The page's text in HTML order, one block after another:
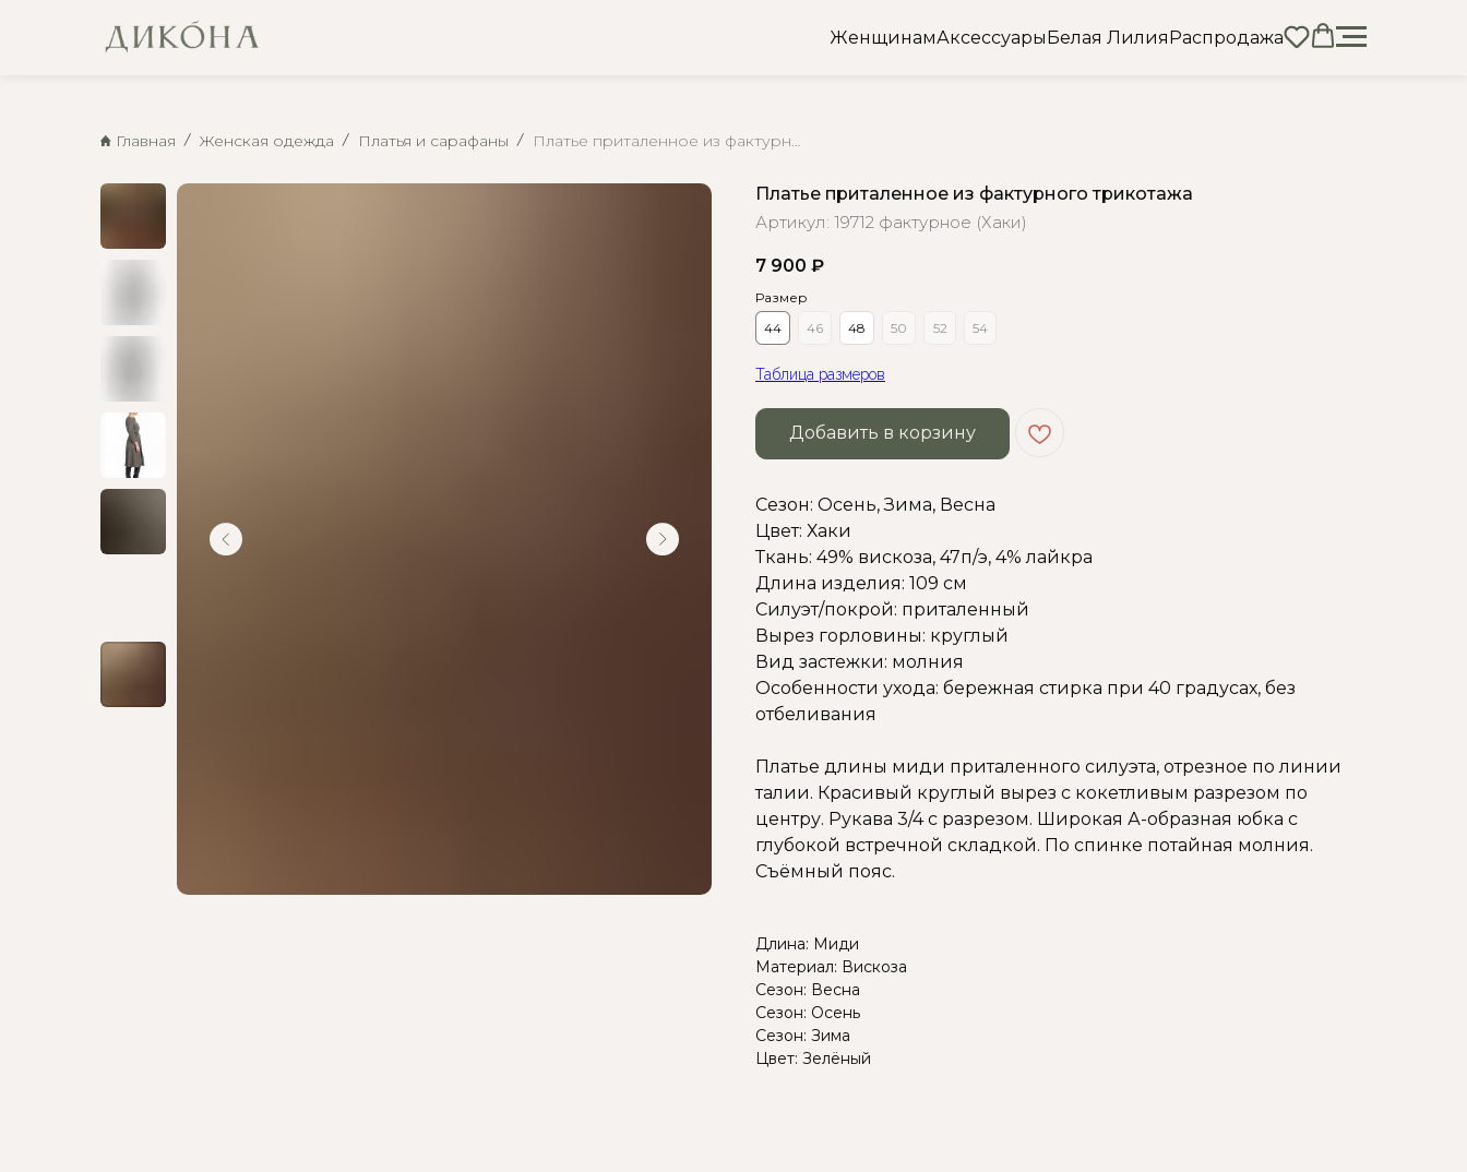
ЖенщинамАксессуарыБелая ЛилияРаспродажа
Главная Женская одежда Платья и сарафаны Платье приталенное из фактурного трикотажа
Платье приталенное из фактурного трикотажа
Артикул: 19712 фактурное (Хаки)
7 900 ₽
Размер
44
46 48 50 52 54
Таблица размеров
Добавить в корзину
Сезон: Осень, Зима, Весна
Цвет: Хаки
Ткань: 49% вискоза, 47п/э, 4% лайкра
Длина изделия: 109 см
Силуэт/покрой: приталенный
Вырез горловины: круглый
Вид застежки: молния
Особенности ухода: бережная стирка при 40 градусах, без
отбеливания
Платье длины миди приталенного силуэта, отрезное по линии
талии. Красивый круглый вырез с кокетливым разрезом по
центру. Рукава 3/4 с разрезом. Широкая А-образная юбка с
глубокой вcтречной складкой. По спинке потайная молния.
Съёмный пояс.
Длина: Миди
Материал: Вискоза
Сезон: Весна
Сезон: Осень
Сезон: Зима
Цвет: Зелёный